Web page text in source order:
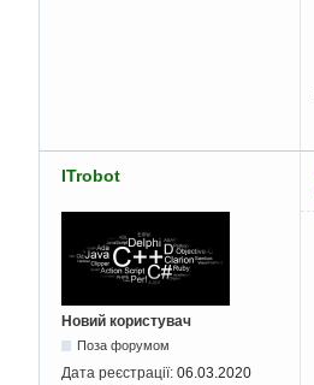
ITrobot
Новий користувач
Поза форумом
Дата реєстрації: 06.03.2020